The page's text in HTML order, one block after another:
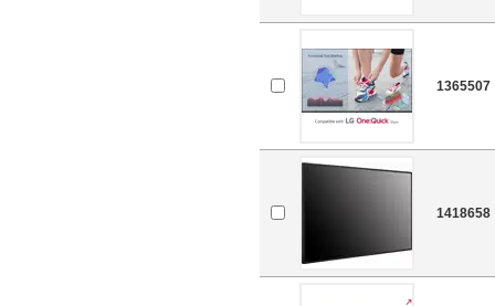
1365507
1418658